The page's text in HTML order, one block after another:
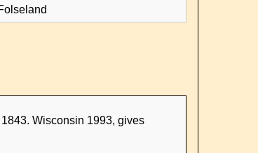
Wisconsin 1993, gives